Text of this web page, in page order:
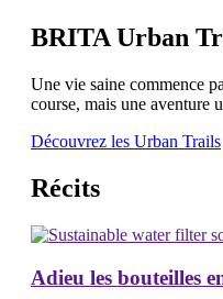
BRITA Urban
Une vie saine commence
course, mais une aventure
Découvrez les Urban Trails
Récits
Adieu les bouteilles